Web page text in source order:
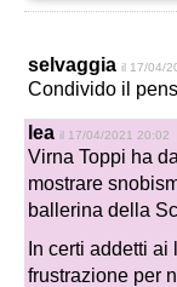
selvaggia il 17/04/
Condivido il
lea il 17/04/2021 20:02
Virna Toppi ha
mostrare
ballerina della
In certi addetti
frustrazione per